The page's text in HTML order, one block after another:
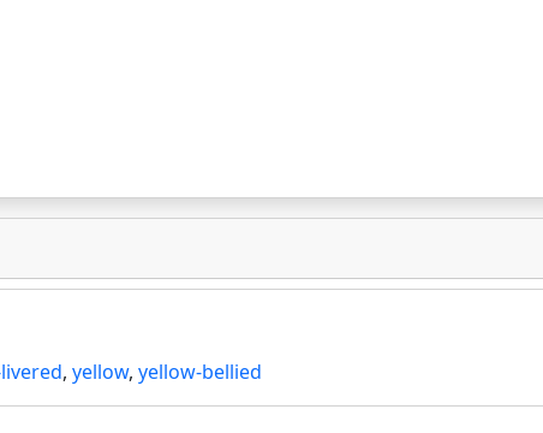
, yellow, yellow-bellied